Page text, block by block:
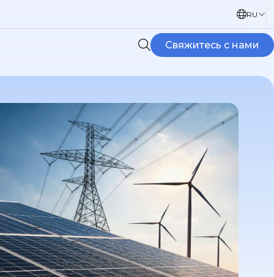
RU
Свяжитесь с нами